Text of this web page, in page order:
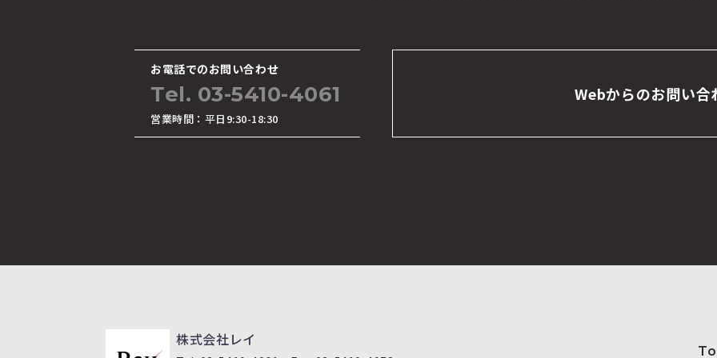
お電話でのお問い合わせ
Tel. 03-5410-4061
営業時間：平日9:30-18:30
Webからのお問い合
株式会社レイ